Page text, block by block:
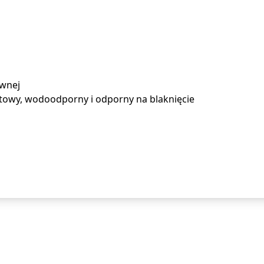
wodoodporny i odporny na blaknięcie